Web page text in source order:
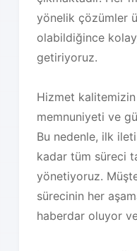
yönelik çözümler
olabildiğince
getiriyoruz.
Hizmet
memnuniyeti ve
Bu nedenle, ilk
kadar tüm süreci
yönetiyoruz.
sürecinin her
haberdar oluyor